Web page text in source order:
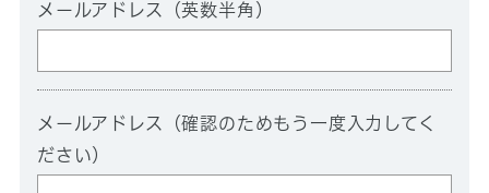
メールアドレス（英数半角）
メールアドレス（確認のためもう一度入力してく
ださい）